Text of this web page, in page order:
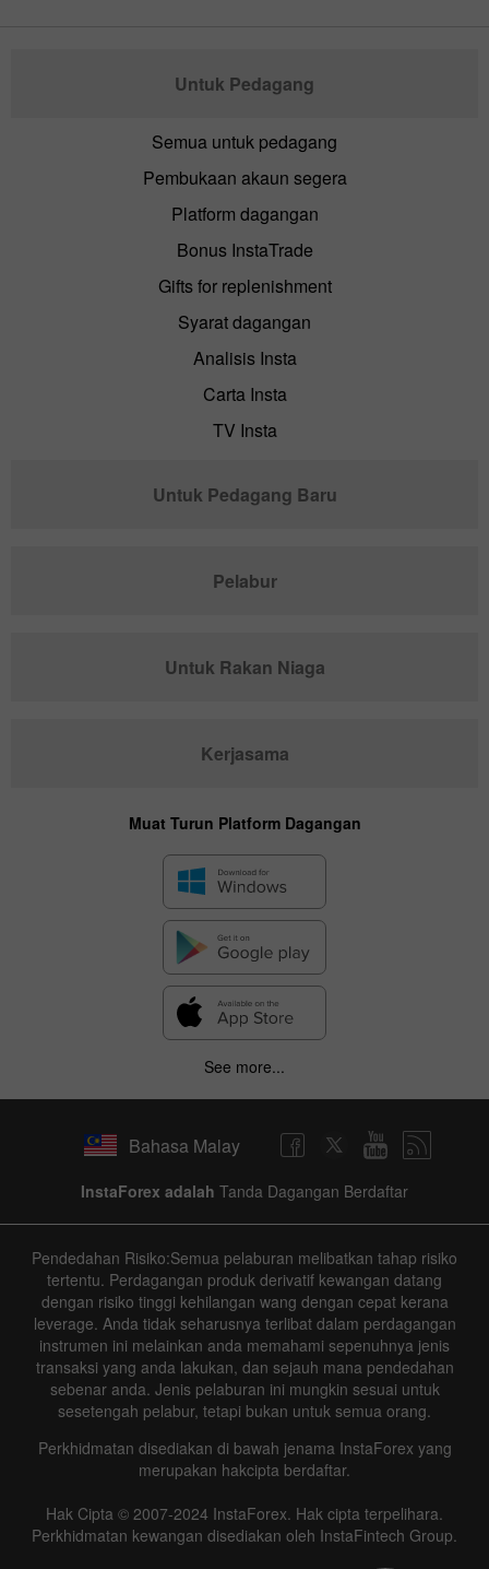
Untuk Pedagang
Semua untuk pedagang
Pembukaan akaun segera
Platform dagangan
Bonus InstaTrade
Gifts for replenishment
Syarat dagangan
Analisis Insta
Carta Insta
TV Insta
Untuk Pedagang Baru
Pelabur
Untuk Rakan Niaga
Kerjasama
Muat Turun Platform Dagangan
See more...
Bahasa Malay
InstaForex adalah Tanda Dagangan Berdaftar
Pendedahan Risiko:Semua pelaburan melibatkan tahap risiko
tertentu. Perdagangan produk derivatif kewangan datang
dengan risiko tinggi kehilangan wang dengan cepat kerana
leverage. Anda tidak seharusnya terlibat dalam perdagangan
instrumen ini melainkan anda memahami sepenuhnya jenis
transaksi yang anda lakukan, dan sejauh mana pendedahan
sebenar anda. Jenis pelaburan ini mungkin sesuai untuk
sesetengah pelabur, tetapi bukan untuk semua orang.
Perkhidmatan disediakan di bawah jenama InstaForex yang
merupakan hakcipta berdaftar.
Hak Cipta © 2007-2024 InstaForex. Hak cipta terpelihara.
Perkhidmatan kewangan disediakan oleh InstaFintech Group.